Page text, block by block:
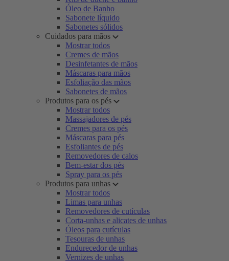
Óleo de Banho
Sabonete líquido
Sabonetes sólidos
Cuidados para mãos
Mostrar todos
Cremes de mãos
Desinfetantes de mãos
Máscaras para mãos
Esfoliação das mãos
Sabonetes de mãos
Produtos para os pés
Mostrar todos
Massajadores de pés
Cremes para os pés
Máscaras para pés
Esfoliantes de pés
Removedores de calos
Bem-estar dos pés
Spray para os pés
Produtos para unhas
Mostrar todos
Limas para unhas
Removedores de cutículas
Corta-unhas e alicates de unhas
Óleos para cutículas
Tesouras de unhas
Endurecedor de unhas
Vernizes de unhas